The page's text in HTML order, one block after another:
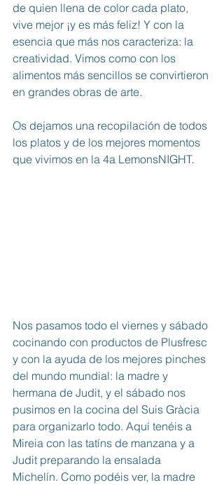
de quien llena de color cada plato,
vive mejor ¡y es más feliz! Y con la
esencia que más nos caracteriza: la
creatividad. Vimos como con los
alimentos más sencillos se convirtieron
en grandes obras de arte.
Os dejamos una recopilación de todos
los platos y de los mejores momentos
que vivimos en la 4a LemonsNIGHT.
Nos pasamos todo el viernes y sábado
cocinando con productos de Plusfresc
y con la ayuda de los mejores pinches
del mundo mundial: la madre y
hermana de Judit, y el sábado nos
pusimos en la cocina del Suis Gràcia
para organizarlo todo. Aquí tenéis a
Mireia con las tatíns de manzana y a
Judit preparando la ensalada
Michelín. Como podéis ver, la madre